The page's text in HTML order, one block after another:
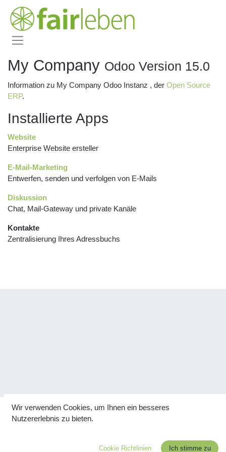
My Company Odoo Version 15.0
Information zu My Company Odoo Instanz , der Open Source
ERP.
Installierte Apps
Website
Enterprise Website ersteller
E-Mail-Marketing
Entwerfen, senden und verfolgen von E-Mails
Diskussion
Chat, Mail-Gateway und private Kanäle
Kontakte
Zentralisierung Ihres Adressbuchs
Wir verwenden Cookies, um Ihnen ein besseres
Nutzererlebnis zu bieten.
Cookie Richtlinien Ich stimme zu